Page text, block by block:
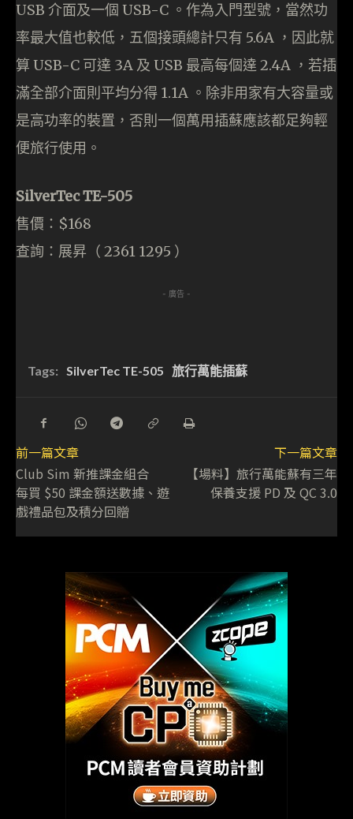
USB 介面及一個 USB-C 。作為入門型號，當然功
率最大值也較低，五個接頭總計只有 5.6A ，因此就
算 USB-C 可達 3A 及 USB 最高每個達 2.4A ，若插
滿全部介面則平均分得 1.1A 。除非用家有大容量或
是高功率的裝置，否則一個萬用插蘇應該都足夠輕
便旅行使用。
SilverTec TE-505
售價：$168
查詢：展昇（ 2361 1295 ）
- 廣告 -
Tags: SilverTec TE-505 旅行萬能插蘇
前一篇文章
Club Sim 新推課金組合
每買 $50 課金額送數據、遊
戲禮品包及積分回贈
下一篇文章
【場料】旅行萬能蘇有三年
保養支援 PD 及 QC 3.0